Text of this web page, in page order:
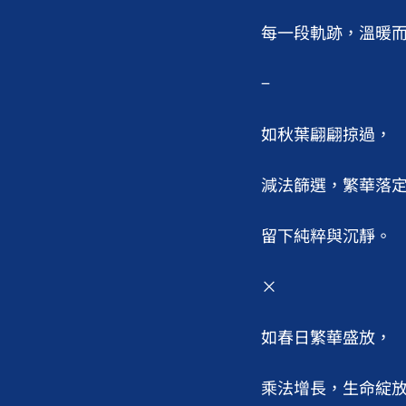
每一段軌跡，溫暖
−
如秋葉翩翩掠過，
減法篩選，繁華落
留下純粹與沉靜。
×
如春日繁華盛放，
乘法增長，生命綻